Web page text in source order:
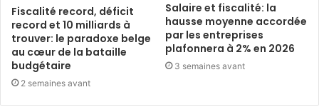
Fiscalité record, déficit
record et 10 milliards à
trouver: le paradoxe belge
au cœur de la bataille
budgétaire
2 semaines avant
Salaire et fiscalité: la
hausse moyenne accordée
par les entreprises
plafonnera à 2% en 2026
3 semaines avant